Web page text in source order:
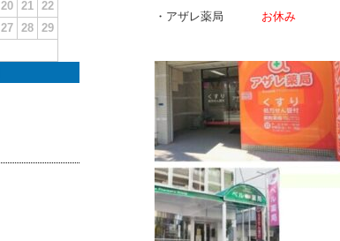
・アザレ薬局 お休み
20 21 22
27 28 29